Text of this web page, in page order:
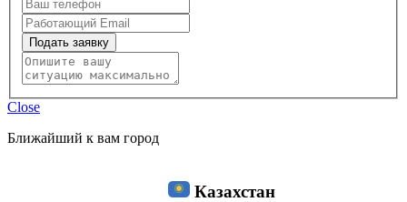
Подать заявку
Close
Ближайший к вам город
Казахстан